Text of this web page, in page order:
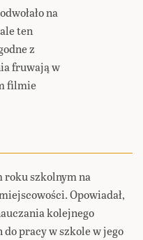
na
ten
z
fruwają w
filmie
roku szkolnym na
Opowiadał,
kolejnego
pracy w szkole w jego